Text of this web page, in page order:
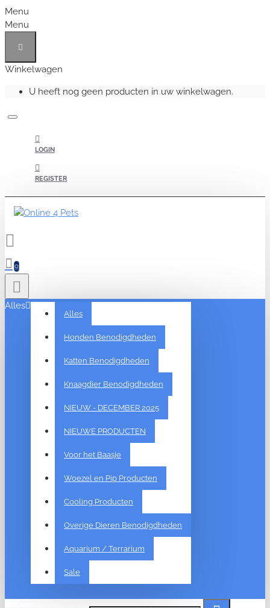
Menu
Menu
Winkelwagen
U heeft nog geen producten in uw winkelwagen.
LOGIN
REGISTER
0
Alles
Alles
Honden Benodigdheden
Katten Benodigdheden
Knaagdier Benodigdheden
NIEUW - DECEMBER 2025
NIEUWE PRODUCTEN
Voor het Baasje
Woezel en Pip Producten
Cooling Producten
Overige Dieren Benodigdheden
Aquarium / Terrarium
Sale